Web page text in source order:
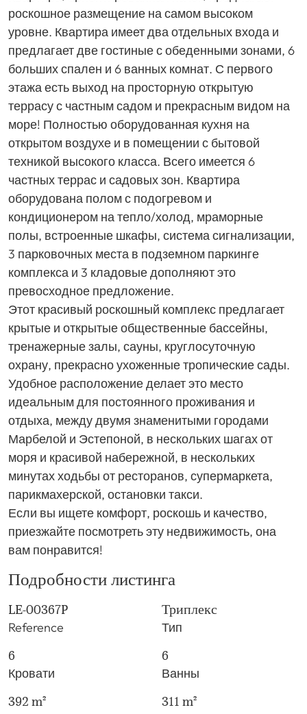
роскошное размещение на самом высоком
уровне. Квартира имеет два отдельных входа и
предлагает две гостиные с обеденными зонами, 6
больших спален и 6 ванных комнат. С первого
этажа есть выход на просторную открытую
террасу с частным садом и прекрасным видом на
море! Полностью оборудованная кухня на
открытом воздухе и в помещении с бытовой
техникой высокого класса. Всего имеется 6
частных террас и садовых зон. Квартира
оборудована полом с подогревом и
кондиционером на тепло/холод, мраморные
полы, встроенные шкафы, система сигнализации,
3 парковочных места в подземном паркинге
комплекса и 3 кладовые дополняют это
превосходное предложение.
Этот красивый роскошный комплекс предлагает
крытые и открытые общественные бассейны,
тренажерные залы, сауны, круглосуточную
охрану, прекрасно ухоженные тропические сады.
Удобное расположение делает это место
идеальным для постоянного проживания и
отдыха, между двумя знаменитыми городами
Марбелой и Эстепоной, в нескольких шагах от
моря и красивой набережной, в нескольких
минутах ходьбы от ресторанов, супермаркета,
парикмахерской, остановки такси.
Если вы ищете комфорт, роскошь и качество,
приезжайте посмотреть эту недвижимость, она
вам понравится!
Подробности листинга
LE-00367P
Reference
Триплекс
Тип
6
Кровати
6
Ванны
392 m²
311 m²